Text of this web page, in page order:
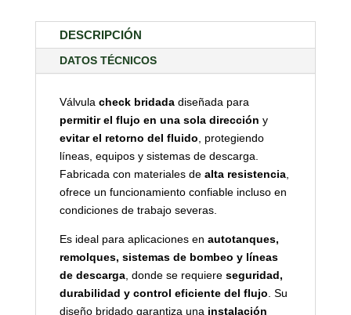
DESCRIPCIÓN
DATOS TÉCNICOS
Válvula check bridadadiseñada para
permitir el flujo en una sola dirección y
evitar el retorno del fluido, protegiendo
líneas, equipos y sistemas de descarga.
Fabricada con materiales de alta resistencia,
ofrece un funcionamiento confiable incluso en
condiciones de trabajo severas.
Es ideal para aplicaciones en autotanques,
remolques, sistemas de bombeo y líneas
de descarga, donde se requiere seguridad,
durabilidad y control eficiente del flujo. Su
diseño bridado garantiza una instalación